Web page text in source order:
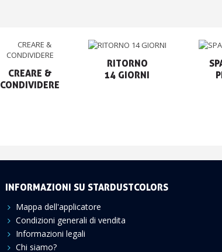
CREARE &
CONDIVIDERE
RITORNO
14 GIORNI
INFORMAZIONI SU STARDUSTCOLORS
Mappa dell'applicatore
Condizioni generali di vendita
Informazioni legali
Chi siamo?